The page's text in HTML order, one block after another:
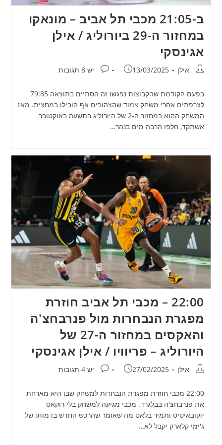
ב-21:05 מכבי תל אביב – מונאקו
במחזור ה-29 ביורוליג / אילן
אגינסקי
מחבר:אילן פורסם:
13/03/2025 תגובות:
יש 8 תגובות
בפעם הקודמת שהקבוצות נפגשו זה הסתיים בתוצאה 79:85
לצרפתים אחרי משחק צמוד שהצהובים אף הובילו במחצית. מאז
המשחק ההוא במחזור ה-2 של היורוליג בתשעה באוקטובר
אשתקד, חלפו הרבה מים בנהר…
22:00 – מכבי תל אביב חוזרת
מפגרת הנבחרות מול פנרבחצ'ה
והאקסים במחזור ה-27 של
היורוליג – פריוויו / אילן אגינסקי
מחבר:אילן פורסם:
27/02/2025 תגובות:
יש 4 תגובות
22:00 מכבי חוזרת מפגרת הנבחרות למשחק שבו היא מארחת
את פנרבחצ'ה בבלגרד. מכבי מגיעה למשחק בלי רוקאס
יוקובאיטיס ותמיר בלאט מה שאומר שהרכש החדש בדמותו של
ג'ימי קלארק יקבל לא…